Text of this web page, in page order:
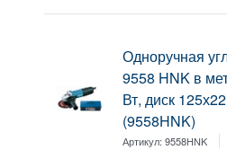
Одноручная
9558 HNK в
Вт, диск
(9558HNK)
Артикул:9558HNK